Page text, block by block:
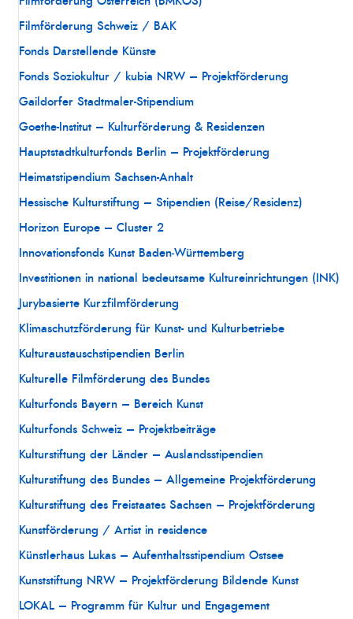
Filmförderung Schweiz / BAK
Fonds Darstellende Künste
Fonds Soziokultur / kubia NRW – Projektförderung
Gaildorfer Stadtmaler-Stipendium
Goethe-Institut – Kulturförderung & Residenzen
Hauptstadtkulturfonds Berlin – Projektförderung
Heimatstipendium Sachsen-Anhalt
Hessische Kulturstiftung – Stipendien (Reise/Residenz)
Horizon Europe – Cluster 2
Innovationsfonds Kunst Baden‑Württemberg
Investitionen in national bedeutsame Kultureinrichtungen (INK)
Jurybasierte Kurzfilmförderung
Klimaschutzförderung für Kunst- und Kulturbetriebe
Kulturaustauschstipendien Berlin
Kulturelle Filmförderung des Bundes
Kulturfonds Bayern – Bereich Kunst
Kulturfonds Schweiz – Projektbeiträge
Kulturstiftung der Länder – Auslandsstipendien
Kulturstiftung des Bundes – Allgemeine Projektförderung
Kulturstiftung des Freistaates Sachsen – Projektförderung
Kunstförderung / Artist in residence
Künstlerhaus Lukas – Aufenthaltsstipendium Ostsee
Kunststiftung NRW – Projektförderung Bildende Kunst
LOKAL – Programm für Kultur und Engagement